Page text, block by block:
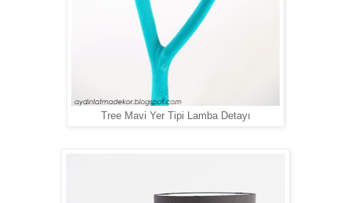
Tree Mavi Yer Tipi Lamba Detayı